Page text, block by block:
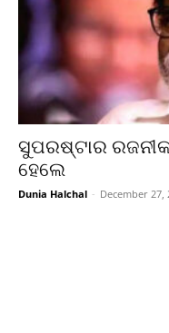
ସୁପରଷ୍ଟାର
ହେଲେ
Dunia Halchal - December 27,